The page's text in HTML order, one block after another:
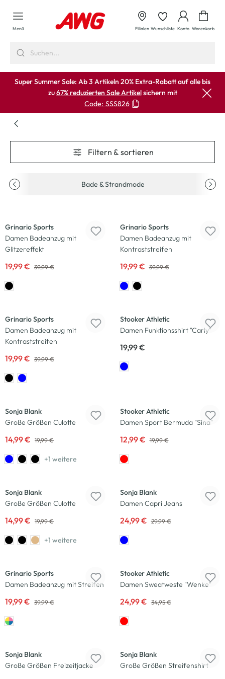
springen
Menü Filialen Wunschliste Konto Warenkorb
Super Summer Sale: Ab 3 Artikeln 20% Extra-Rabatt auf alle bis
zu67% reduzierten Sale Artikelsichern mit
Code: SSS826
Filtern & sortieren
Bade & Strandmode
Grinario Sports
Damen Badeanzug mit
Glitzereffekt
19,99 € 39,99 €
Grinario Sports
Damen Badeanzug mit
Kontraststreifen
19,99 € 39,99 €
Grinario Sports
Damen Badeanzug mit
Kontraststreifen
19,99 € 39,99 €
Stooker Athletic
Damen Funktionsshirt "Carly"
19,99 €
Sonja Blank
Große Größen Culotte
14,99 € 19,99 €
+1 weitere
Stooker Athletic
Damen Sport Bermuda "Sina"
12,99 € 19,99 €
Sonja Blank
Große Größen Culotte
14,99 € 19,99 €
+1 weitere
Sonja Blank
Damen Capri Jeans
24,99 € 29,99 €
Grinario Sports
Damen Badeanzug mit Streifen
19,99 € 39,99 €
Stooker Athletic
Damen Sweatweste "Wenke"
24,99 € 34,95 €
Sonja Blank
Große Größen Freizeitjacke
Sonja Blank
Große Größen Streifenshirt